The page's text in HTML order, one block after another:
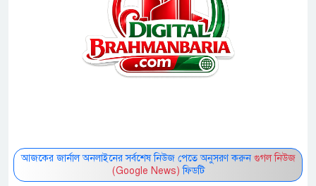
আজকের জার্নাল অনলাইনের সর্বশেষ নিউজ পেতে অনুসরণ করুন গুগল নিউজ
(Google News) ফিডটি